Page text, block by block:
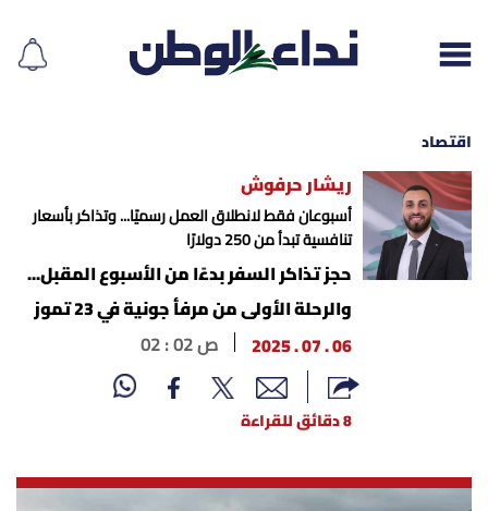
إقرأ الجريدة
لبنان
اقتصاد
ريشار حرفوش
أسبوعان فقط لانطلاق العمل رسميًا... وتذاكر بأسعار
تنافسية تبدأ من 250 دولارًا
حجز تذاكر السفر بدءًا من الأسبوع المقبل...
والرحلة الأولى من مرفأ جونية في 23 تموز
06 . 07 . 2025
02 : 02 ص
8 دقائق للقراءة